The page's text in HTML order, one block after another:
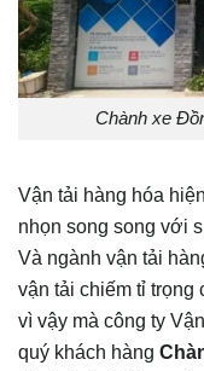
Chành xe
Vận tải hàng hóa
nhọn song song với
Và ngành vận tải
vận tải chiếm tỉ
vì vậy mà công ty
quý khách hàng